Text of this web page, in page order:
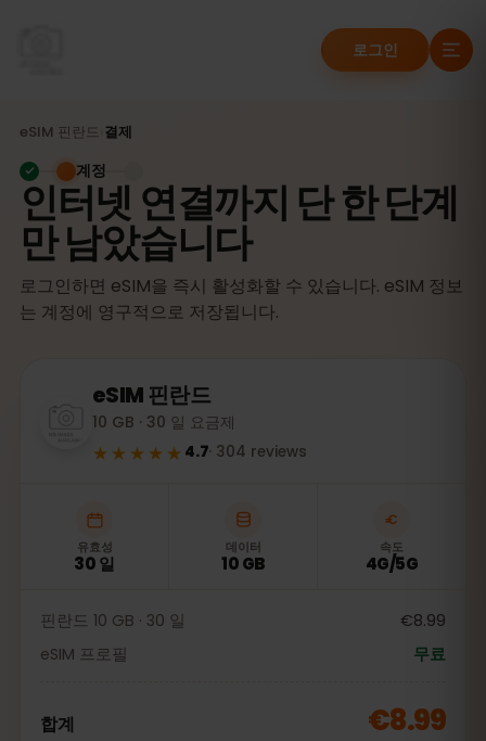
로그인
eSIM 핀란드 결제
인터넷 연결까지 단 한 단계
만 남았습니다
로그인하면 eSIM을 즉시 활성화할 수 있습니다. eSIM 정보
는 계정에 영구적으로 저장됩니다.
계정
eSIM 핀란드
10 GB · 30 일 요금제
★★★★★ 4.7· 304 reviews
유효성
30 일
데이터
10 GB
속도
4G/5G
핀란드 10 GB · 30 일
€8.99
eSIM 프로필
무료
합계 €8.99